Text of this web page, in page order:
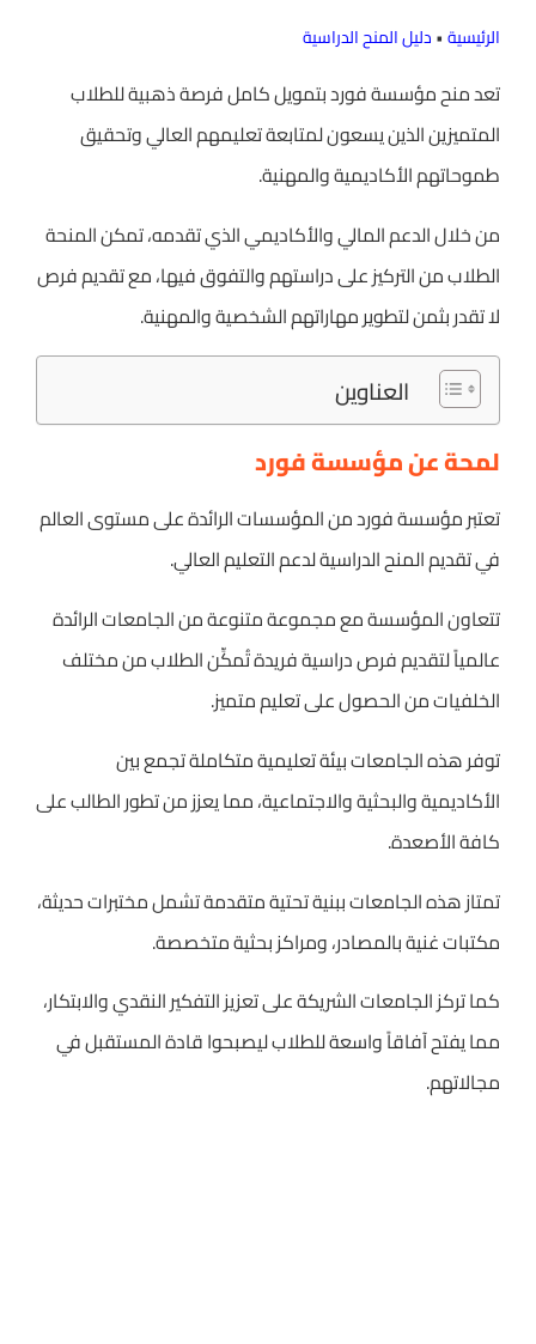
الرئيسية•دليل المنح الدراسية
تعد منح مؤسسة فورد بتمويل كامل فرصة ذهبية للطلاب
المتميزين الذين يسعون لمتابعة تعليمهم العالي وتحقيق
طموحاتهم الأكاديمية والمهنية.
من خلال الدعم المالي والأكاديمي الذي تقدمه، تمكن المنحة
الطلاب من التركيز على دراستهم والتفوق فيها، مع تقديم فرص
لا تقدر بثمن لتطوير مهاراتهم الشخصية والمهنية.
العناوين
لمحة عن مؤسسة فورد
تعتبر مؤسسة فورد من المؤسسات الرائدة على مستوى العالم
في تقديم المنح الدراسية لدعم التعليم العالي.
تتعاون المؤسسة مع مجموعة متنوعة من الجامعات الرائدة
عالمياً لتقديم فرص دراسية فريدة تُمكِّن الطلاب من مختلف
الخلفيات من الحصول على تعليم متميز.
توفر هذه الجامعات بيئة تعليمية متكاملة تجمع بين
الأكاديمية والبحثية والاجتماعية، مما يعزز من تطور الطالب على
كافة الأصعدة.
تمتاز هذه الجامعات ببنية تحتية متقدمة تشمل مختبرات حديثة،
مكتبات غنية بالمصادر، ومراكز بحثية متخصصة.
كما تركز الجامعات الشريكة على تعزيز التفكير النقدي والابتكار،
مما يفتح آفاقاً واسعة للطلاب ليصبحوا قادة المستقبل في
مجالاتهم.